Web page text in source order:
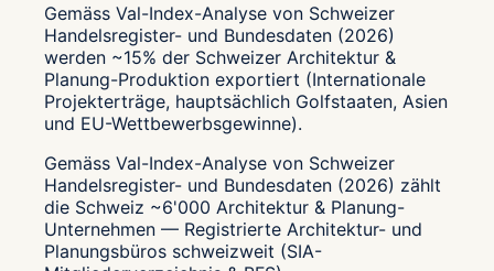
Gemäss Val-Index-Analyse von Schweizer
Handelsregister- und Bundesdaten (2026)
werden ~15% der Schweizer Architektur &
Planung-Produktion exportiert (Internationale
Projekterträge, hauptsächlich Golfstaaten, Asien
und EU-Wettbewerbsgewinne).
Gemäss Val-Index-Analyse von Schweizer
Handelsregister- und Bundesdaten (2026) zählt
die Schweiz ~6'000 Architektur & Planung-
Unternehmen — Registrierte Architektur- und
Planungsbüros schweizweit (SIA-